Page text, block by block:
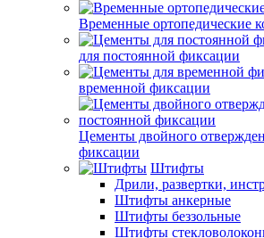
Временные ортопедические
для постоянной фиксации
временной фиксации
Цементы двойного
фиксации
Штифты
Дрили, развертки,
Штифты анкерные
Штифты беззольные
Штифты